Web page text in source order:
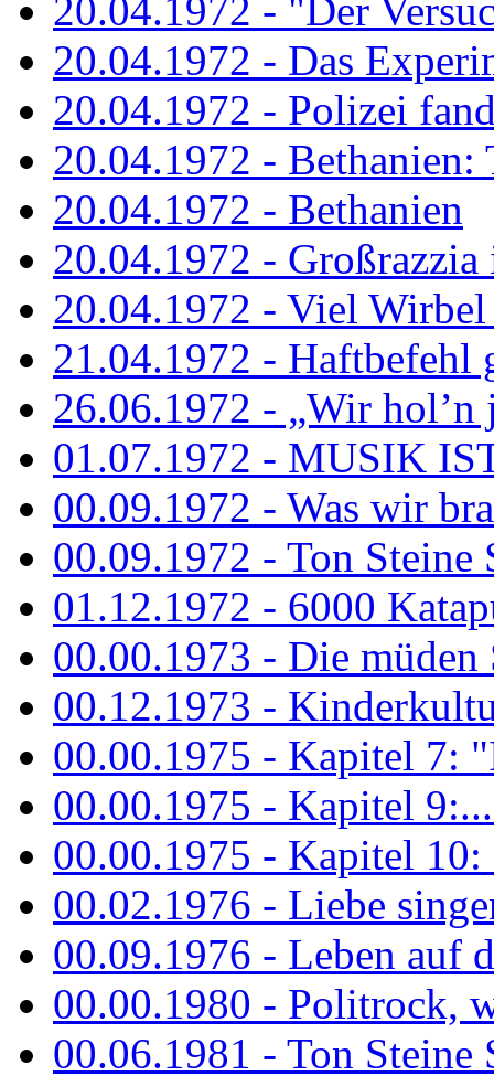
20.04.1972 - "Der
20.04.1972 - Das
20.04.1972 - Polizei
20.04.1972 - Bethanien:
20.04.1972 - Bethanien
20.04.1972 - Großrazzia
20.04.1972 - Viel
21.04.1972 - Haftbefehl
26.06.1972 - „Wir hol’n
01.07.1972 - MUSIK
00.09.1972 - Was wir
00.09.1972 - Ton Steine
01.12.1972 - 6000
00.00.1973 - Die müden
00.12.1973 -
00.00.1975 - Kapitel 7:
00.00.1975 - Kapitel
00.00.1975 - Kapitel
00.02.1976 - Liebe
00.09.1976 - Leben auf
00.00.1980 - Politrock,
00.06.1981 - Ton Steine